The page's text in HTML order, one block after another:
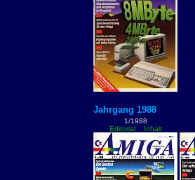
Jahrgang 1988
1/1988
Editorial
Inhalt